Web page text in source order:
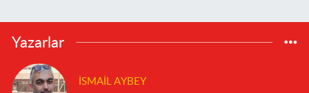
Yazarlar
İSMAIL AYBEY